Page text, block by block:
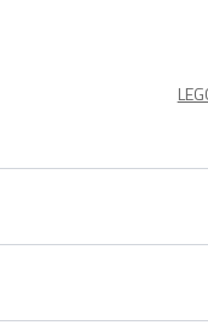
lo sfregamento delle parti
l'apposita valvola e